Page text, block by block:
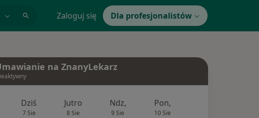
Zaloguj się Dla profesjonalistów
na ZnanyLekarz
Dziś
7 Sie
Jutro
8 Sie
Ndz,
9 Sie
Pon,
10 Sie